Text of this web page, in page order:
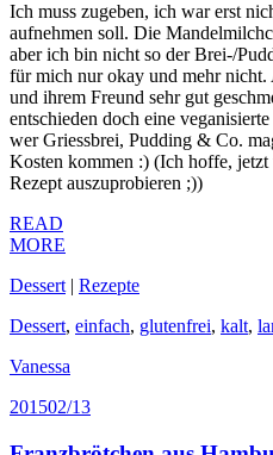
Ich muss zugeben, ich war erst
aufnehmen soll. Die
aber ich bin nicht so der Brei-/
für mich nur okay und mehr nicht.
und ihrem Freund sehr gut
entschieden doch eine
wer Griessbrei, Pudding & Co.
Kosten kommen :) (Ich hoffe, jetzt
Rezept auszuprobieren ;))
READ
MORE
Dessert | Rezepte
Dessert, einfach, glutenfrei, kalt,
Vanessa
201502/13